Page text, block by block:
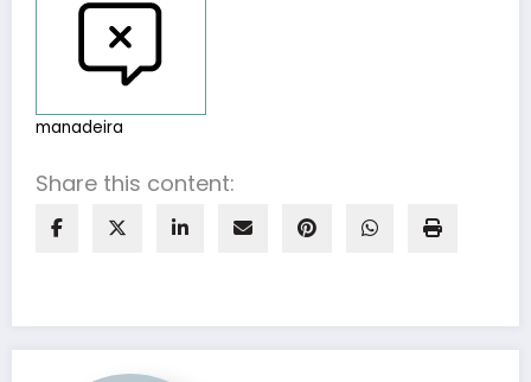
manadeira
Share this content: